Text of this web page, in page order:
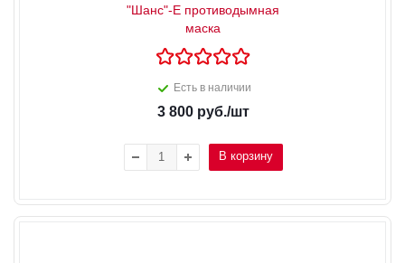
"Шанс"-Е противодымная
маска
Есть в наличии
3 800руб./шт
В корзину